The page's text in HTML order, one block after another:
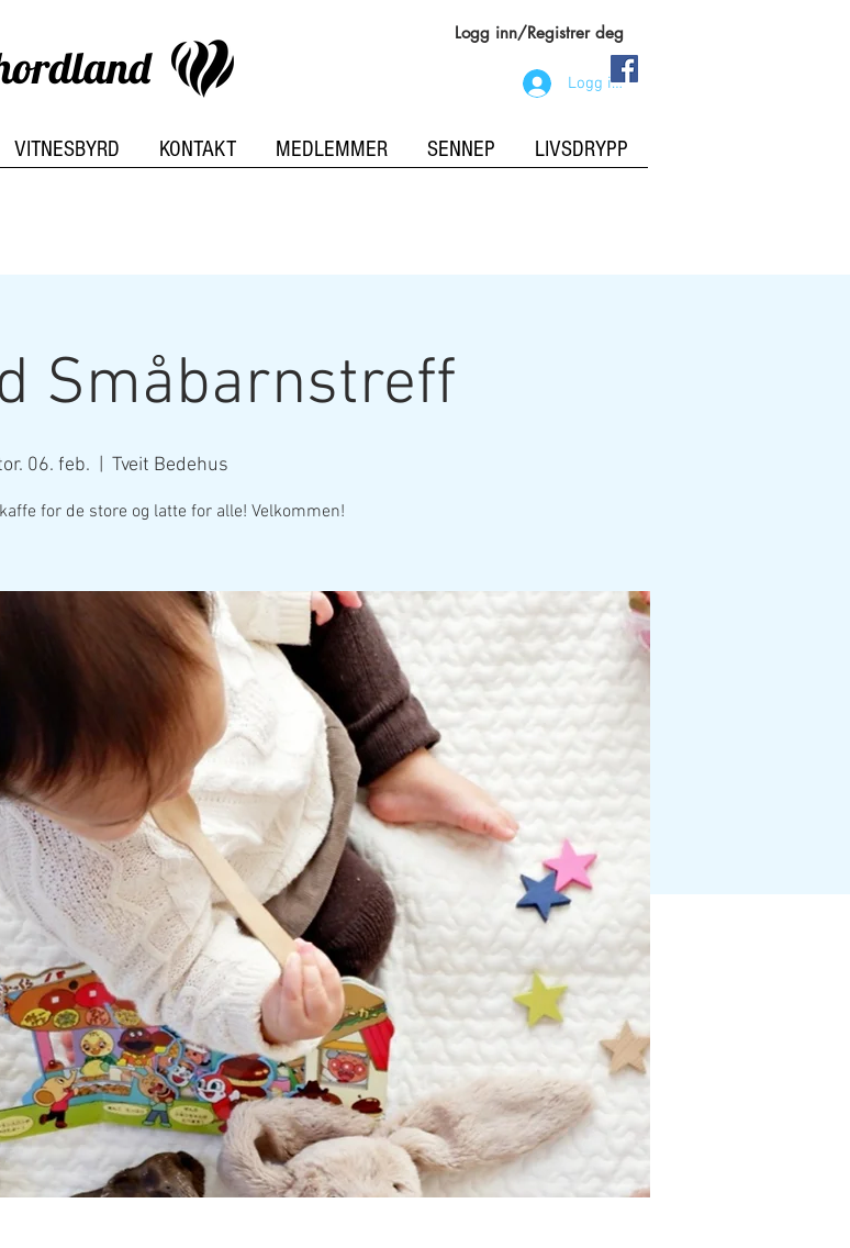
Logg inn/Registrer deg
Logg inn
VITNESBYRD KONTAKT MEDLEMMER SENNEP LIVSDRYPP
Småbarnstreff
06. feb. Tveit Bedehus
for de store og latte for alle! Velkommen!